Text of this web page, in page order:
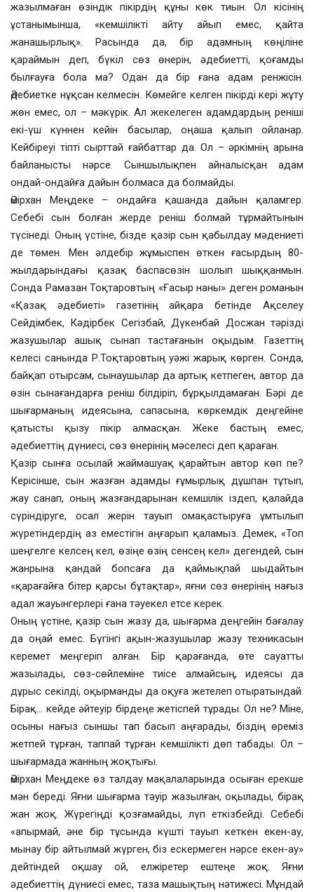
жазылмаған өзіндік пікірдің құны көк тиын. Ол кісінің
ұстанымынша, «кемшілікті айту айып емес, қайта
жанашырлық». Расында да, бір адамның көңіліне
қараймын деп, бүкіл сөз өнерін, әдебиетті, қоғамды
былғауға бола ма? Одан да бір ғана адам ренжісін.
Әдебиетке нұқсан келмесін. Көмейге келген пікірді кері жұту
жөн емес, ол – мәкүрік. Ал жекелеген адамдардың реніші
екі-үш күннен кейін басылар, оңаша қалып ойланар.
Кейбіреуі тіпті сырттай ғайбаттар да. Ол – әркімнің арына
байланысты нәрсе. Сыншылықпен айналысқан адам
ондай-ондайға дайын болмаса да болмайды.
Әмірхан Меңдеке – ондайға қашанда дайын қаламгер.
Себебі сын болған жерде реніш болмай тұрмайтынын
түсінеді. Оның үстіне, бізде қазір сын қабылдау мәдениеті
де төмен. Мен әлдебір жұмыспен өткен ғасырдың 80-
жылдарындағы қазақ баспасөзін шолып шыққанмын.
Сонда Рамазан Тоқтаровтың «Ғасыр наны» деген романын
«Қазақ әдебиеті» газетінің айқара бетінде Ақселеу
Сейдімбек, Кәдірбек Сегізбай, Дүкенбай Досжан тәрізді
жазушылар ашық сынап тастағанын оқыдым. Газеттің
келесі санында Р.Тоқтаровтың уәжі жарық көрген. Сонда,
байқап отырсам, сынаушылар да артық кетпеген, автор да
өзін сынағандарға реніш білдіріп, бұрқылдамаған. Бәрі де
шығарманың идеясына, сапасына, көркемдік деңгейіне
қатысты қызу пікір алмасқан. Жеке бастың емес,
әдебиеттің дүниесі, сөз өнерінің мәселесі деп қараған.
Қазір сынға осылай жаймашуақ қарайтын автор көп пе?
Керісінше, сын жазған адамды ғұмырлық дұшпан тұтып,
жау санап, оның жазғандарынан кемшілік іздеп, қалайда
сүріндіруге, осал жерін тауып омақастыруға ұмтылып
жүретіндердің аз еместігін аңғарып қаламыз. Демек, «Топ
шеңгелге келсең кел, өзіңе өзің сенсең кел» дегендей, сын
жанрына қандай бопсаға да қаймықпай шыдайтын
«қарағайға бітер қарсы бұтақтар», яғни сөз өнерінің нағыз
адал жауынгерлері ғана тәуекел етсе керек.
Оның үстіне, қазір сын жазу да, шығарма деңгейін бағалау
да оңай емес. Бүгінгі ақын-жазушылар жазу техникасын
керемет меңгеріп алған. Бір қарағанда, өте сауатты
жазылады, сөз-сөйлеміне тиісе алмайсың, идеясы да
дұрыс секілді, оқырманды да оқуға жетелеп отыратындай.
Бірақ… кейде әйтеуір бірдеңе жетіспей тұрады. Ол не? Міне,
осыны нағыз сыншы тап басып аңғарады, біздің өреміз
жетпей тұрған, таппай тұрған кемшілікті дөп табады. Ол –
шығармада жанның жоқтығы.
Әмірхан Меңдеке өз талдау мақалаларында осыған ерекше
мән береді. Яғни шығарма тәуір жазылған, оқылады, бірақ
жан жоқ. Жүрегіңді қозғамайды, лүп еткізбейді. Себебі
«апырмай, әне бір тұсында күшті тауып кеткен екен-ау,
мынау бір айтылмай жүрген, біз ескермеген нәрсе екен-ау»
дейтіндей оқшау ой, елжіретер ештеңе жоқ. Яғни
әдебиеттің дүниесі емес, таза машықтың нәтижесі. Мұндай